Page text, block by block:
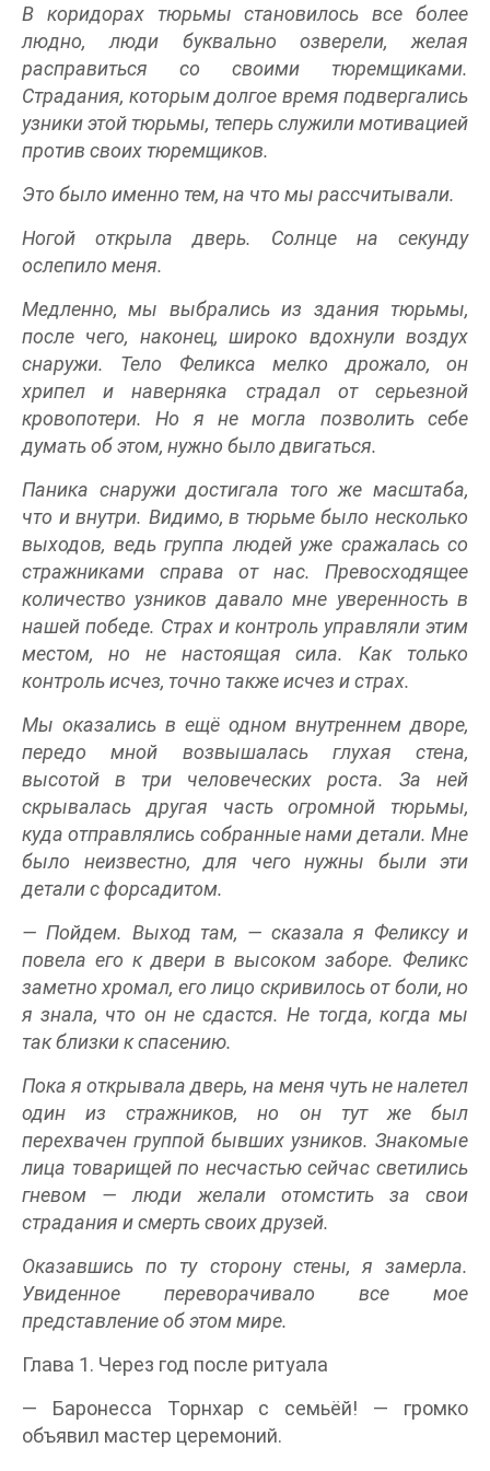
В коридорах тюрьмы становилось все более
людно, люди буквально озверели, желая
расправиться со своими тюремщиками.
Страдания, которым долгое время подвергались
узники этой тюрьмы, теперь служили мотивацией
против своих тюремщиков.
Это было именно тем, на что мы рассчитывали.
Ногой открыла дверь. Солнце на секунду
ослепило меня.
Медленно, мы выбрались из здания тюрьмы,
после чего, наконец, широко вдохнули воздух
снаружи. Тело Феликса мелко дрожало, он
хрипел и наверняка страдал от серьезной
кровопотери. Но я не могла позволить себе
думать об этом, нужно было двигаться.
Паника снаружи достигала того же масштаба,
что и внутри. Видимо, в тюрьме было несколько
выходов, ведь группа людей уже сражалась со
стражниками справа от нас. Превосходящее
количество узников давало мне уверенность в
нашей победе. Страх и контроль управляли этим
местом, но не настоящая сила. Как только
контроль исчез, точно также исчез и страх.
Мы оказались в ещё одном внутреннем дворе,
передо мной возвышалась глухая стена,
высотой в три человеческих роста. За ней
скрывалась другая часть огромной тюрьмы,
куда отправлялись собранные нами детали. Мне
было неизвестно, для чего нужны были эти
детали с форсадитом.
— Пойдем. Выход там, — сказала я Феликсу и
повела его к двери в высоком заборе. Феликс
заметно хромал, его лицо скривилось от боли, но
я знала, что он не сдастся. Не тогда, когда мы
так близки к спасению.
Пока я открывала дверь, на меня чуть не налетел
один из стражников, но он тут же был
перехвачен группой бывших узников. Знакомые
лица товарищей по несчастью сейчас светились
гневом — люди желали отомстить за свои
страдания и смерть своих друзей.
Оказавшись по ту сторону стены, я замерла.
Увиденное переворачивало все мое
представление об этом мире.
Глава 1. Через год после ритуала
— Баронесса Торнхар с семьёй! — громко
объявил мастер церемоний.